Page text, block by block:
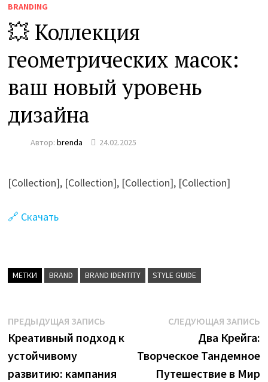
BRANDING
💥 Коллекция
геометрических масок:
ваш новый уровень
дизайна
Автор:brenda 24.02.2025
[Collection], [Collection], [Collection], [Collection]
🔗 Скачать
МЕТКИ BRAND BRAND IDENTITY STYLE GUIDE
Навигация
по
записям
ПРЕДЫДУЩАЯ ЗАПИСЬ
запись:
Креативный подход к
устойчивому
развитию: кампания
СЛЕДУЮЩАЯ ЗАПИСЬ
Два Крейга:
Творческое Тандемное
Путешествие в Мир